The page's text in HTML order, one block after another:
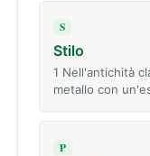
S
Stilo
1 Nell'antichità
metallo con
P